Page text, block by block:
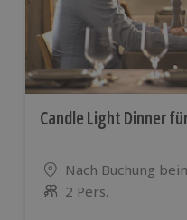
Candle Light Dinner
Standort
Nach Buchung
Anzahl der Teilnehmer
2 Pers.